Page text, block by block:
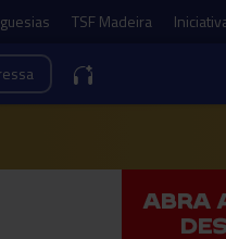
TSF Madeira